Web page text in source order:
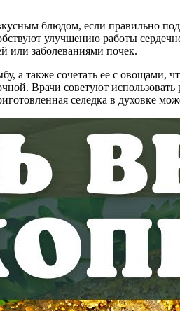
блюдом, если правильно
улучшению работы
или заболеваниями почек.
также сочетать ее с овощами,
Врачи советуют
селедка в духовке